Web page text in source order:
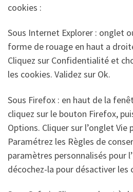
cookies :
Sous Internet Explorer : onglet
forme de rouage en haut a
Cliquez sur Confidentialité et
les cookies. Validez sur Ok.
Sous Firefox : en haut de la
cliquez sur le bouton Firefox,
Options. Cliquer sur l’onglet Vie
Paramétrez les Règles de
paramètres personnalisés pour
décochez-la pour désactiver les